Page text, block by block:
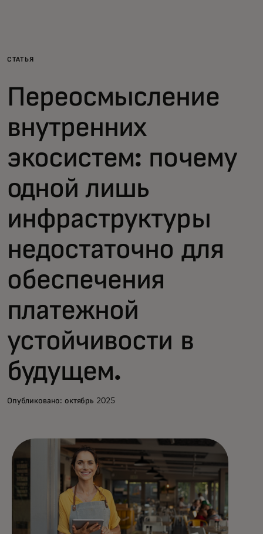
Для бизнеса
Для всего мира
Для новаторов
Новости и тренды
СТАТЬЯ
Переосмысление
внутренних
экосистем: почему
одной лишь
инфраструктуры
недостаточно для
обеспечения
платежной
устойчивости в
будущем.
Опубликовано: октябрь 2025